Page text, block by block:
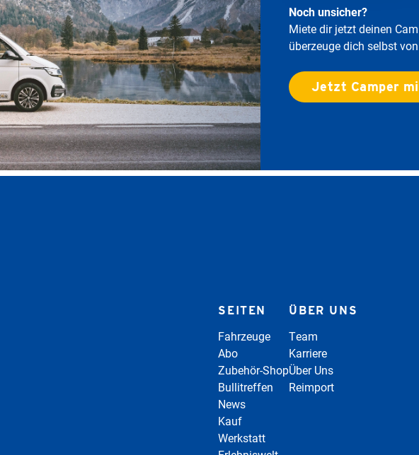
Noch unsicher?
Miete dir jetzt deinen
überzeuge dich selbst
Jetzt Camper
SEITEN
Fahrzeuge
Abo
Zubehör-Shop
Bullitreffen
News
Kauf
Werkstatt
ÜBER UNS
Team
Karriere
Über Uns
Reimport